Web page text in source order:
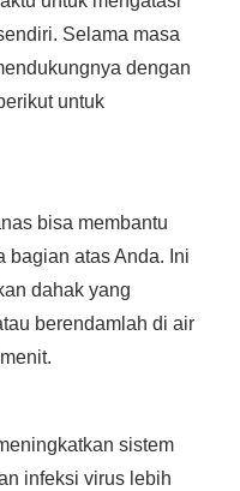
Selama masa
dengan
untuk
bisa membantu
bagian atas Anda. Ini
dahak yang
berendamlah di air
sistem
infeksi virus lebih